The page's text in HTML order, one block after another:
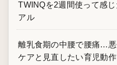
TWINQを2週間使って感じ
アル
離乳食期の中腰で腰痛…
ケアと見直したい育児動作